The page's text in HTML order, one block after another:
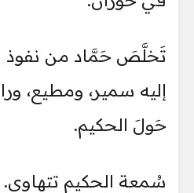
تَخلَّصَ حَمَّاد من نفوذ
إليه سمير، ومطيع،
حَولَ الحكيم.
سُمعة الحكيم تتهاوى.